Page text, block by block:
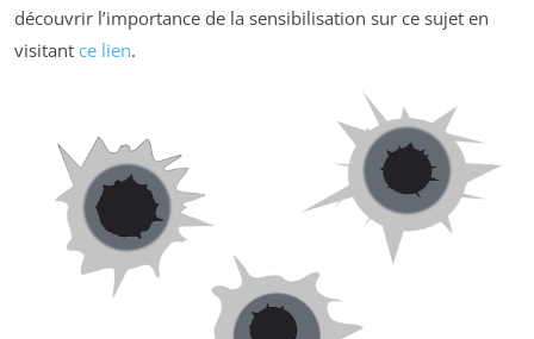
découvrir l’importance de la sensibilisation sur ce sujet en
visitant ce lien.